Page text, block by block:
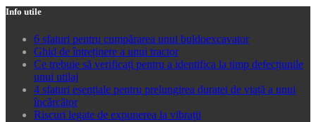
Info utile
6 sfaturi pentru cumpărarea unui buldoexcavator
Ghid de întreținere a unui tractor
Ce trebuie să verificați pentru a identifica la timp defecțiunile
unui utilaj
4 sfaturi esențiale pentru prelungirea duratei de viață a unui
încărcător
Riscuri legate de expunerea la vibrații